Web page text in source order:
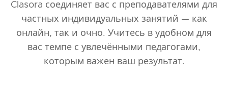
Clasora соединяет вас с преподавателями для
частных индивидуальных занятий — как
онлайн, так и очно. Учитесь в удобном для
вас темпе с увлечёнными педагогами,
которым важен ваш результат.